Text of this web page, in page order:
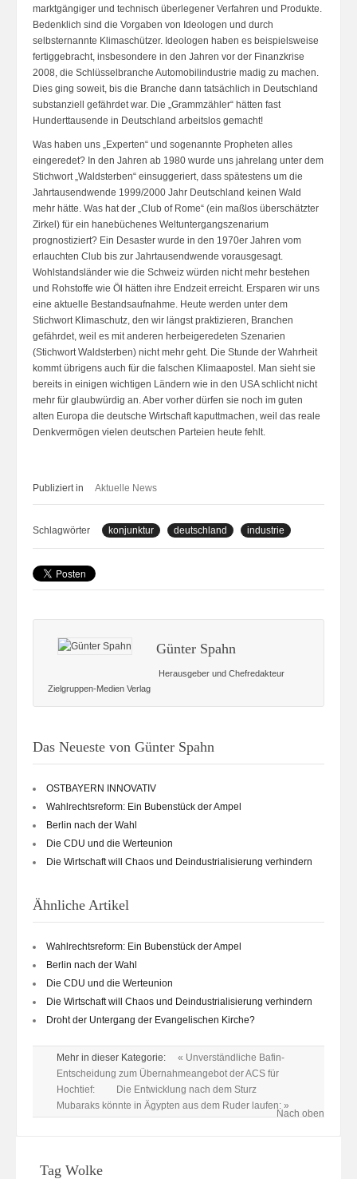
marktgängiger und technisch überlegener Verfahren und Produkte.
Bedenklich sind die Vorgaben von Ideologen und durch
selbsternannte Klimaschützer. Ideologen haben es beispielsweise
fertiggebracht, insbesondere in den Jahren vor der Finanzkrise
2008, die Schlüsselbranche Automobilindustrie madig zu machen.
Dies ging soweit, bis die Branche dann tatsächlich in Deutschland
substanziell gefährdet war. Die „Grammzähler“ hätten fast
Hunderttausende in Deutschland arbeitslos gemacht!
Was haben uns „Experten“ und sogenannte Propheten alles
eingeredet? In den Jahren ab 1980 wurde uns jahrelang unter dem
Stichwort „Waldsterben“ einsuggeriert, dass spätestens um die
Jahrtausendwende 1999/2000 Jahr Deutschland keinen Wald
mehr hätte. Was hat der „Club of Rome“ (ein maßlos überschätzter
Zirkel) für ein hanebüchenes Weltuntergangszenarium
prognostiziert? Ein Desaster wurde in den 1970er Jahren vom
erlauchten Club bis zur Jahrtausendwende vorausgesagt.
Wohlstandsländer wie die Schweiz würden nicht mehr bestehen
und Rohstoffe wie Öl hätten ihre Endzeit erreicht. Ersparen wir uns
eine aktuelle Bestandsaufnahme. Heute werden unter dem
Stichwort Klimaschutz, den wir längst praktizieren, Branchen
gefährdet, weil es mit anderen herbeigeredeten Szenarien
(Stichwort Waldsterben) nicht mehr geht. Die Stunde der Wahrheit
kommt übrigens auch für die falschen Klimaapostel. Man sieht sie
bereits in einigen wichtigen Ländern wie in den USA schlicht nicht
mehr für glaubwürdig an. Aber vorher dürfen sie noch im guten
alten Europa die deutsche Wirtschaft kaputtmachen, weil das reale
Denkvermögen vielen deutschen Parteien heute fehlt.
Publiziert in Aktuelle News
Schlagwörter konjunktur deutschland industrie
Günter Spahn
Herausgeber und Chefredakteur
Zielgruppen-Medien Verlag
Das Neueste von Günter Spahn
OSTBAYERN INNOVATIV
Wahlrechtsreform: Ein Bubenstück der Ampel
Berlin nach der Wahl
Die CDU und die Werteunion
Die Wirtschaft will Chaos und Deindustrialisierung verhindern
Ähnliche Artikel
Wahlrechtsreform: Ein Bubenstück der Ampel
Berlin nach der Wahl
Die CDU und die Werteunion
Die Wirtschaft will Chaos und Deindustrialisierung verhindern
Droht der Untergang der Evangelischen Kirche?
Mehr in dieser Kategorie:
« Unverständliche Bafin-
Entscheidung zum Übernahmeangebot der ACS für
Hochtief:
Die Entwicklung nach dem Sturz
Mubaraks könnte in Ägypten aus dem Ruder laufen: »
Nach oben
Tag Wolke